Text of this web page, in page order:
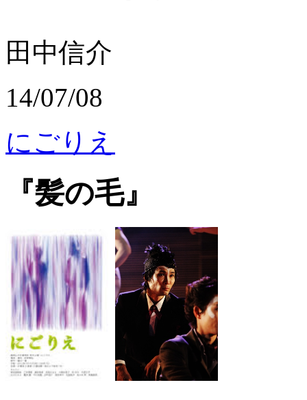
田中信介
14/07/08
にごりえ
『髪の毛』